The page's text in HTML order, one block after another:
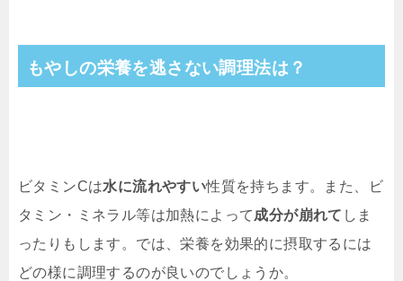
もやしの栄養を逃さない調理法は？
ビタミンCは水に流れやすい性質を持ちます。また、ビ
タミン・ミネラル等は加熱によって成分が崩れて しま
ったりもします。では、栄養を効果的に摂取するには
どの様に調理するのが良いのでしょうか。